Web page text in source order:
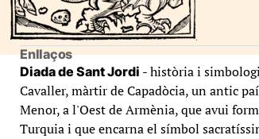
Enllaços
Diada de Sant Jordi - història i
Cavaller, màrtir de Capadòcia, un antic
Menor, a l'Oest de Armènia, que avui
Turquia i que encarna el símbol